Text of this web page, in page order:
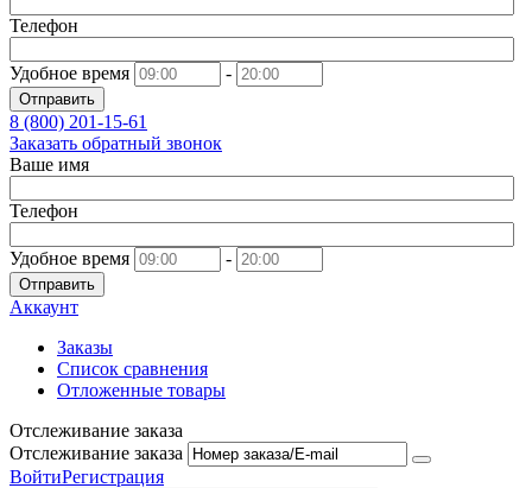
Телефон
Удобное время -
Отправить
8 (800) 201-15-61
Заказать обратный звонок
Ваше имя
Телефон
Удобное время -
Отправить
Аккаунт
Заказы
Список сравнения
Отложенные товары
Отслеживание заказа
Отслеживание заказа
ВойтиРегистрация